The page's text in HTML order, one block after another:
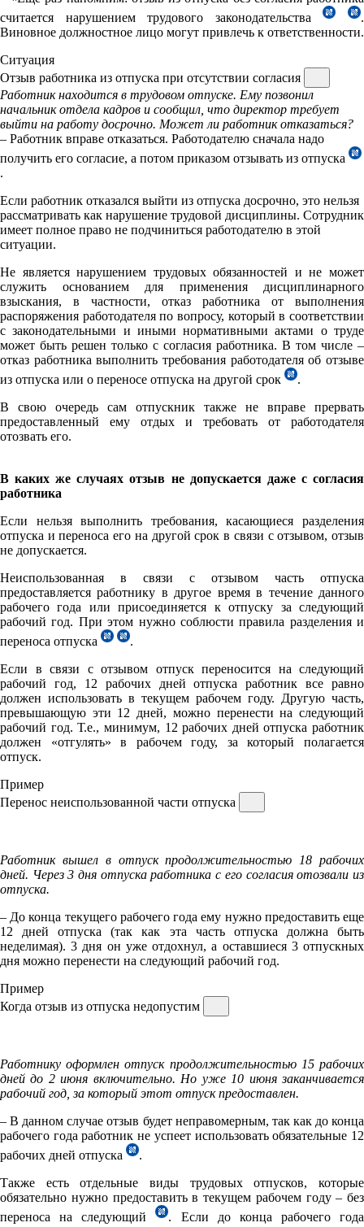
считается нарушением трудового законодательства
.
Виновное должностное лицо могут привлечь к ответственности.
Ситуация
Отзыв работника из отпуска при отсутствии согласия
Работник находится в трудовом отпуске. Ему позвонил
начальник отдела кадров и сообщил, что директор требует
выйти на работу досрочно. Может ли работник отказаться?
– Работник вправе отказаться. Работодателю сначала надо
получить его согласие, а потом приказом отзывать из отпуска
.
Если работник отказался выйти из отпуска досрочно, это нельзя
рассматривать как нарушение трудовой дисциплины. Сотрудник
имеет полное право не подчиниться работодателю в этой
ситуации.
Не является нарушением трудовых обязанностей и не может
служить основанием для применения дисциплинарного
взыскания, в частности, отказ работника от выполнения
распоряжения работодателя по вопросу, который в соответствии
с законодательными и иными нормативными актами о труде
может быть решен только с согласия работника. В том числе –
отказ работника выполнить требования работодателя об отзыве
из отпуска или о переносе отпуска на другой срок
.
В свою очередь сам отпускник также не вправе прервать
предоставленный ему отдых и требовать от работодателя
отозвать его.
В каких же случаях отзыв не допускается даже с согласия
работника
Если нельзя выполнить требования, касающиеся разделения
отпуска и переноса его на другой срок в связи с отзывом, отзыв
не допускается.
Неиспользованная в связи с отзывом часть отпуска
предоставляется работнику в другое время в течение данного
рабочего года или присоединяется к отпуску за следующий
рабочий год. При этом нужно соблюсти правила разделения и
переноса отпуска
.
Если в связи с отзывом отпуск переносится на следующий
рабочий год, 12 рабочих дней отпуска работник все равно
должен использовать в текущем рабочем году. Другую часть,
превышающую эти 12 дней, можно перенести на следующий
рабочий год. Т.е., минимум, 12 рабочих дней отпуска работник
должен «отгулять» в рабочем году, за который полагается
отпуск.
Пример
Перенос неиспользованной части отпуска
Работник вышел в отпуск продолжительностью 18 рабочих
дней. Через 3 дня отпуска работника с его согласия отозвали из
отпуска.
– До конца текущего рабочего года ему нужно предоставить еще
12 дней отпуска (так как эта часть отпуска должна быть
неделимая). 3 дня он уже отдохнул, а оставшиеся 3 отпускных
дня можно перенести на следующий рабочий год.
Пример
Когда отзыв из отпуска недопустим
Работнику оформлен отпуск продолжительностью 15 рабочих
дней до 2 июня включительно. Но уже 10 июня заканчивается
рабочий год, за который этот отпуск предоставлен.
– В данном случае отзыв будет неправомерным, так как до конца
рабочего года работник не успеет использовать обязательные 12
рабочих дней отпуска
.
Также есть отдельные виды трудовых отпусков, которые
обязательно нужно предоставить в текущем рабочем году – без
переноса на следующий
. Если до конца рабочего года